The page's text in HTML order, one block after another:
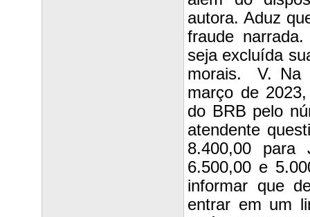
autora. Aduz
fraude
seja excluída
morais. V. Na
março de
do BRB pelo
atendente
8.400,00 para
6.500,00 e
informar que
entrar em um